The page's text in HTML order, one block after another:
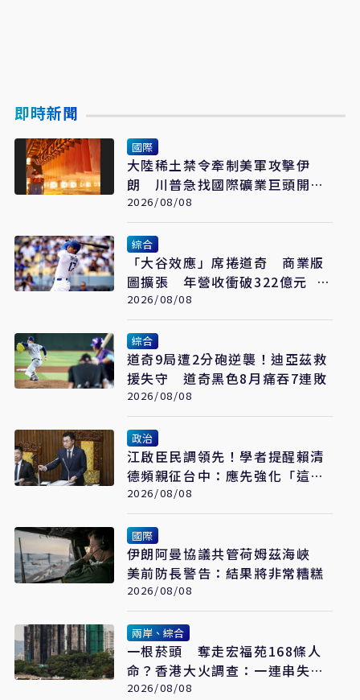
即時新聞
國際
大陸稀土禁令牽制美軍攻擊伊
朗 川普急找國際礦業巨頭開會
反制
2026/08/08
綜合
「大谷效應」席捲道奇 商業版
圖擴張 年營收衝破322億元 只
是起點
2026/08/08
綜合
道奇9局遭2分砲逆襲！迪亞茲救
援失守 道奇黑色8月痛吞7連敗
2026/08/08
政治
江啟臣民調領先！學者提醒賴清
德頻親征台中：應先強化「這部
分」
2026/08/08
國際
伊朗阿曼協議共管荷姆茲海峽
美前防長警告：結果將非常糟糕
2026/08/08
兩岸、綜合
一根菸頭 奪走宏福苑168條人
命？香港大火調查：一連串失守
的防線
2026/08/08